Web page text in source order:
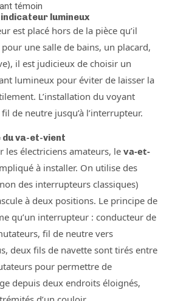
témoin
lumineux
est placé hors de la pièce qu’il
une salle de bains, un placard,
il est judicieux de choisir un
lumineux pour éviter de laisser la
L’installation du voyant
de neutre jusqu’à l’interrupteur.
va-et-vient
les électriciens amateurs, le va-et-
à installer. On utilise des
des interrupteurs classiques)
à deux positions. Le principe de
qu’un interrupteur : conducteur de
fil de neutre vers
deux fils de navette sont tirés entre
pour permettre de
depuis deux endroits éloignés,